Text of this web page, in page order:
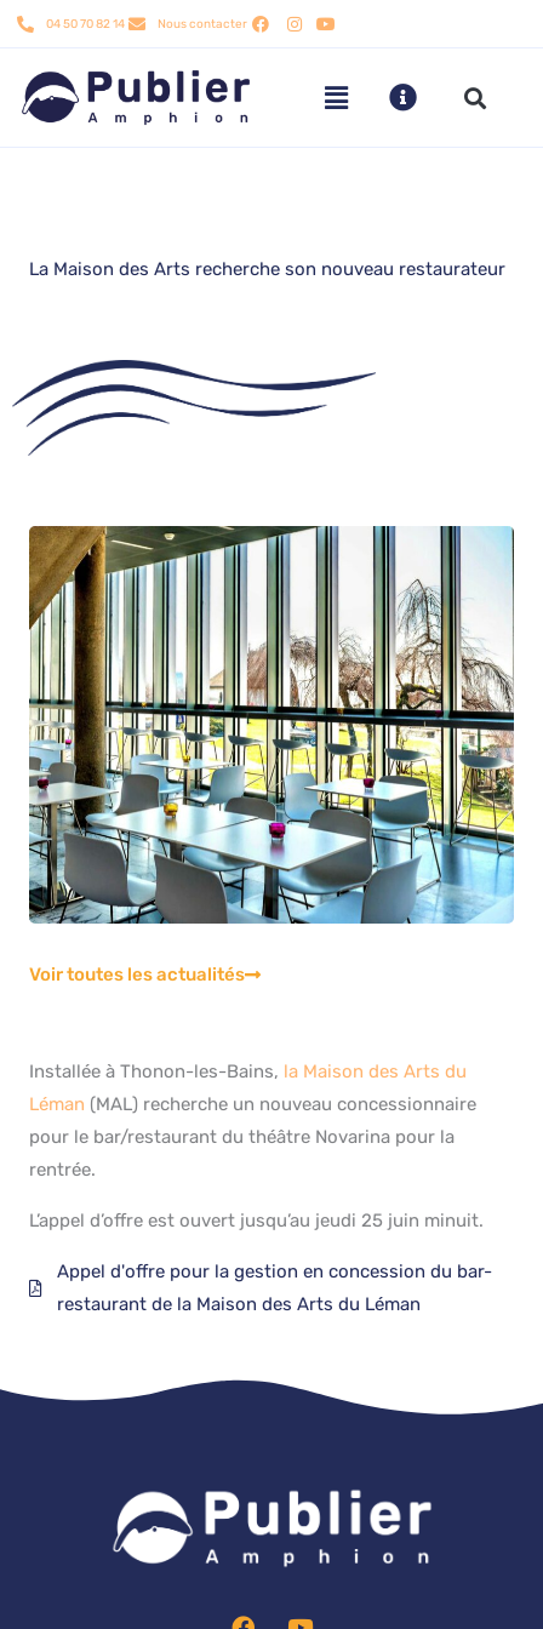
Aller
contenu
04 50 70 82 14 Nous contacter
La Maison des Arts recherche son nouveau restaurateur
Voir toutes les actualités
Installée à Thonon-les-Bains, la Maison des Arts du
Léman (MAL) recherche un nouveau concessionnaire
pour le bar/restaurant du théâtre Novarina pour la
rentrée.
L’appel d’offre est ouvert jusqu’au jeudi 25 juin minuit.
Appel d'offre pour la gestion en concession du bar-
restaurant de la Maison des Arts du Léman
F
Y